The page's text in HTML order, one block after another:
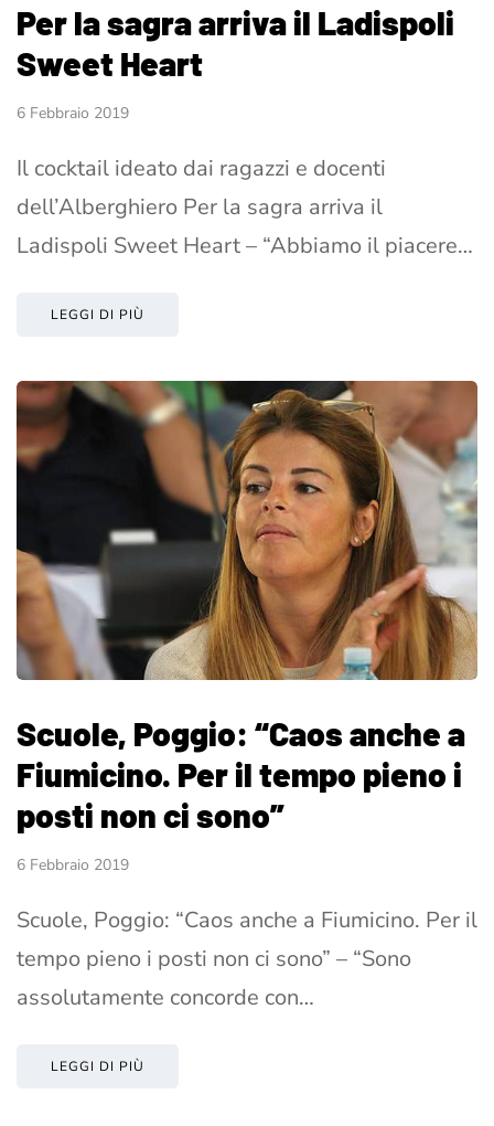
Per la sagra arriva il Ladispoli
Sweet Heart
6 Febbraio 2019
Il cocktail ideato dai ragazzi e docenti
dell’Alberghiero Per la sagra arriva il
Ladispoli Sweet Heart – “Abbiamo il piacere…
LEGGI DI PIÙ
Scuole, Poggio: “Caos anche a
Fiumicino. Per il tempo pieno i
posti non ci sono”
6 Febbraio 2019
Scuole, Poggio: “Caos anche a Fiumicino. Per il
tempo pieno i posti non ci sono” – “Sono
assolutamente concorde con…
LEGGI DI PIÙ